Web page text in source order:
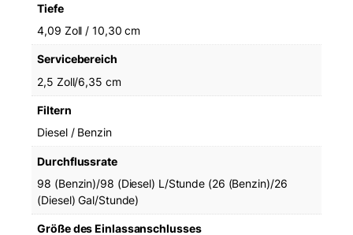
Tiefe
4,09 Zoll / 10,30 cm
Servicebereich
2,5 Zoll/6,35 cm
Filtern
Diesel / Benzin
Durchflussrate
98 (Benzin)/98 (Diesel) L/Stunde (26 (Benzin)/26
(Diesel) Gal/Stunde)
Größe des Einlassanschlusses